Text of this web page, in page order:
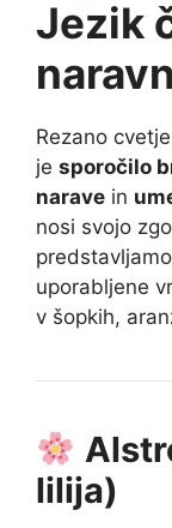
Jezik
Rezano
je sporočilo
narave in
nosi svojo
uporabljene
v šopkih,
lilija)